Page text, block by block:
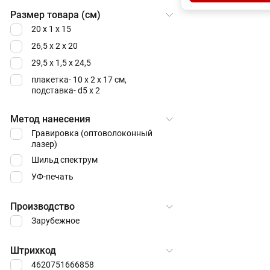
Размер товара (см)
20 х 1 х 15
26,5 х 2 х 20
29,5 х 1,5 х 24,5
плакетка- 10 х 2 х 17 см,
подставка- d5 х 2
Метод нанесения
Гравировка (оптоволоконный
лазер)
Шильд спектрум
УФ-печать
Производство
Зарубежное
Штрихкод
4620751666858